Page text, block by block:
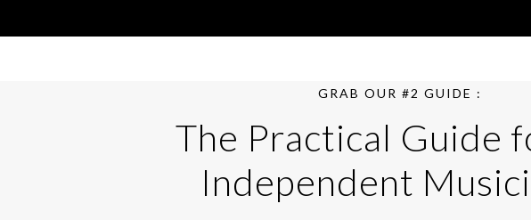
GRAB OUR #2 GUIDE :
The Practical Guide
Independent